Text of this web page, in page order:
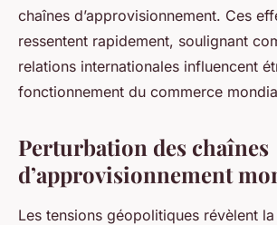
chaînes d’approvisionnement. Ces
ressentent rapidement, soulignant
relations internationales influencent
fonctionnement du commerce
Perturbation des chaînes
d’approvisionnement
Les tensions géopolitiques révèlent